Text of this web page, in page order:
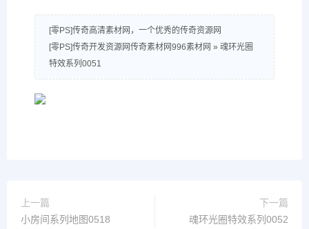
[零PS]传奇高清素材网，一个优秀的传奇资源网
[零PS]传奇开发资源网传奇素材网996素材网 » 魂环光圈
特效系列0051
上一篇
小房间系列地图0518
下一篇
魂环光圈特效系列0052